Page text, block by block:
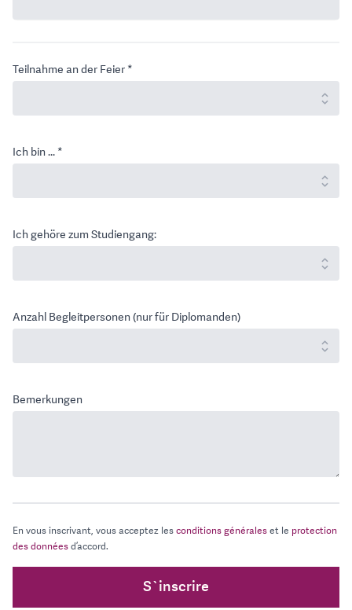
Teilnahme an der Feier *
Ich bin ... *
Ich gehöre zum Studiengang:
Anzahl Begleitpersonen (nur für Diplomanden)
Bemerkungen
En vous inscrivant, vous acceptez lesconditions généraleset le protection
des donnéesd’accord.
S`inscrire